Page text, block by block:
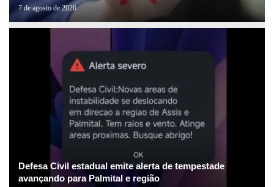
7 de agosto de 2026
Defesa Civil estadual emite alerta de tempestade
avançando para Palmital e região